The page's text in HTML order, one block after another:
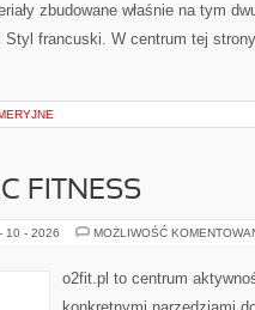
zbudowane właśnie na tym
Styl francuski. W centrum tej
FITNESS
10 - 2026 MOŻLIWOŚĆ
o2fit.pl to centrum